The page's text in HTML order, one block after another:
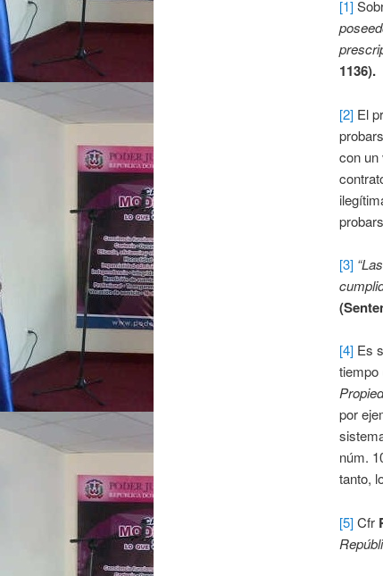
[1]
1136).
[2]El
con un
[3]
[4]Es
tiempo
por
núm.
tanto,
[5]Cfr